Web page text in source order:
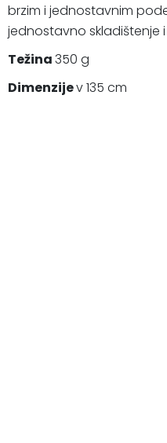
brzim i jednostavnim
jednostavno skladištenje
Težina350 g
Dimenzijev 135 cm